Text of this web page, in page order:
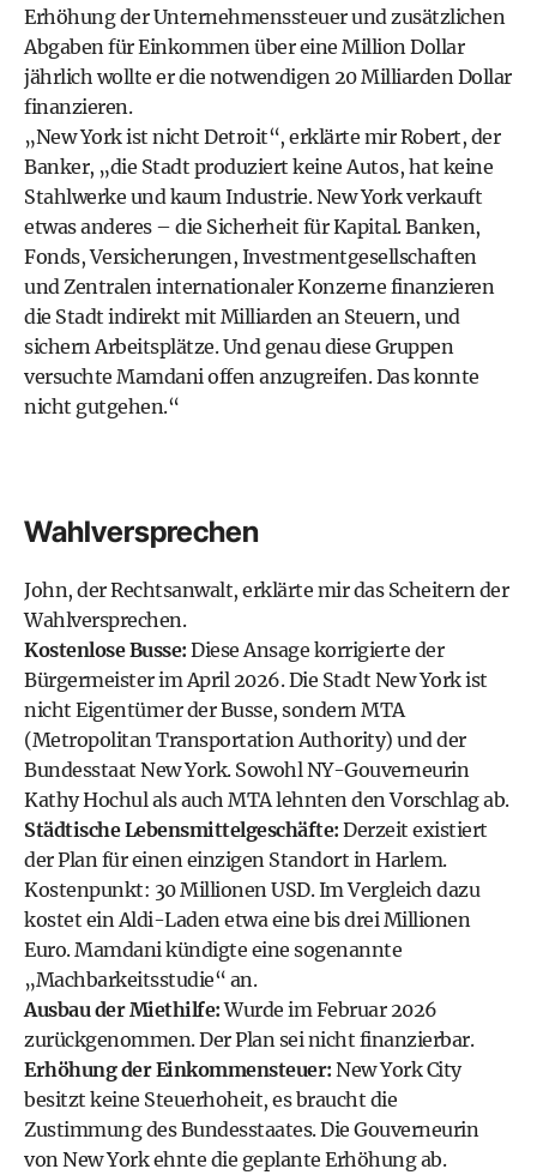
Erhöhung der Unternehmenssteuer und zusätzlichen
Abgaben für Einkommen über eine Million Dollar
jährlich wollte er die notwendigen 20 Milliarden Dollar
finanzieren.
„New York ist nicht Detroit“, erklärte mir Robert, der
Banker, „die Stadt produziert keine Autos, hat keine
Stahlwerke und kaum Industrie. New York verkauft
etwas anderes – die Sicherheit für Kapital. Banken,
Fonds, Versicherungen, Investmentgesellschaften
und Zentralen internationaler Konzerne finanzieren
die Stadt indirekt mit Milliarden an Steuern, und
sichern Arbeitsplätze. Und genau diese Gruppen
versuchte Mamdani offen anzugreifen. Das konnte
nicht gutgehen.“
Wahlversprechen
John, der Rechtsanwalt, erklärte mir das Scheitern der
Wahlversprechen.
Kostenlose Busse: Diese Ansage korrigierte der
Bürgermeister im April 2026. Die Stadt New York ist
nicht Eigentümer der Busse, sondern MTA
(Metropolitan Transportation Authority) und der
Bundesstaat New York. Sowohl NY-Gouverneurin
Kathy Hochul als auch MTA lehnten den Vorschlag ab.
Städtische Lebensmittelgeschäfte: Derzeit existiert
der Plan für einen einzigen Standort in Harlem.
Kostenpunkt: 30 Millionen USD. Im Vergleich dazu
kostet ein Aldi-Laden etwa eine bis drei Millionen
Euro. Mamdani kündigte eine sogenannte
„Machbarkeitsstudie“ an.
Ausbau der Miethilfe:Wurde im Februar 2026
zurückgenommen. Der Plan sei nicht finanzierbar.
Erhöhung der Einkommensteuer: New York City
besitzt keine Steuerhoheit, es braucht die
Zustimmung des Bundesstaates. Die Gouverneurin
von New York ehnte die geplante Erhöhung ab.